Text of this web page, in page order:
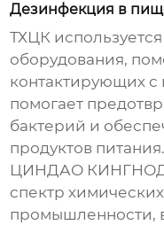
Дезинфекция в
ТХЦК
оборудования,
контактирующих
помогает
бактерий и
продуктов
ЦИНДАО
спектр
промышленности,